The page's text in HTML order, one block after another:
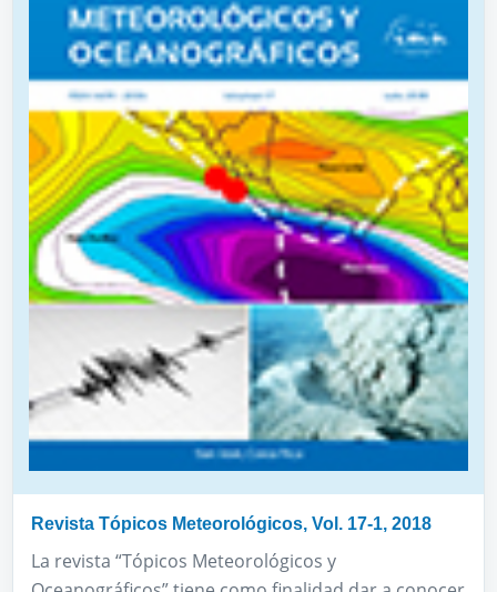
Revista Tópicos Meteorológicos, Vol. 17-1, 2018
La revista “Tópicos Meteorológicos y